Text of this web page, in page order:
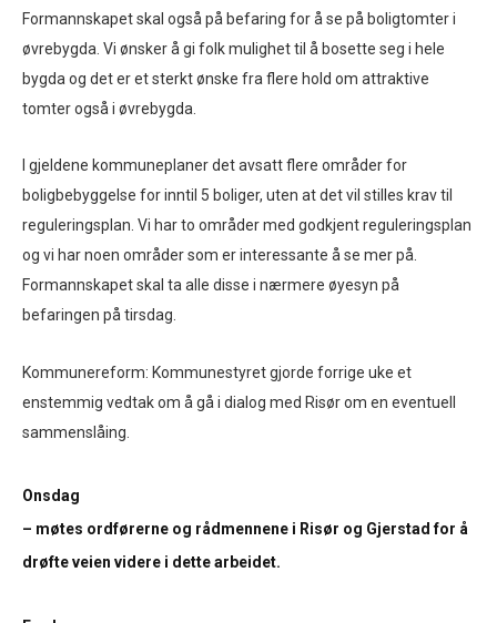
Formannskapet skal også på befaring for å se på boligtomter i
øvrebygda. Vi ønsker å gi folk mulighet til å bosette seg i hele
bygda og det er et sterkt ønske fra flere hold om attraktive
tomter også i øvrebygda.
I gjeldene kommuneplaner det avsatt flere områder for
boligbebyggelse for inntil 5 boliger, uten at det vil stilles krav til
reguleringsplan. Vi har to områder med godkjent reguleringsplan
og vi har noen områder som er interessante å se mer på.
Formannskapet skal ta alle disse i nærmere øyesyn på
befaringen på tirsdag.
Kommunereform: Kommunestyret gjorde forrige uke et
enstemmig vedtak om å gå i dialog med Risør om en eventuell
sammenslåing.
Onsdag
– møtes ordførerne og rådmennene i Risør og Gjerstad for å
drøfte veien videre i dette arbeidet.